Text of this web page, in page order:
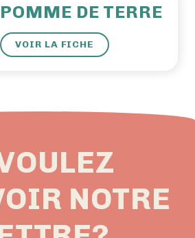
POMME DE TERRE
VOIR LA FICHE
NOTRE